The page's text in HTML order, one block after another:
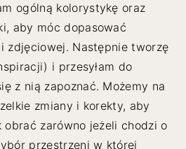
ogólną kolorystykę oraz
aby móc dopasować
zdjęciowej. Następnie tworzę
i przesyłam do
z nią zapoznać. Możemy na
zmiany i korekty, aby
zarówno jeżeli chodzi o
przestrzeni w której